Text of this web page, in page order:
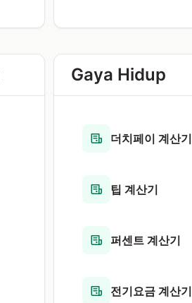
Gaya Hidup
더치페이 계산기
팁 계산기
퍼센트 계산기
전기요금 계산기